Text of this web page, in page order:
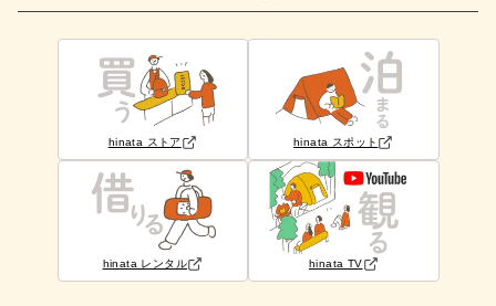
hinata ストア hinata スポット
hinata レンタル hinata TV